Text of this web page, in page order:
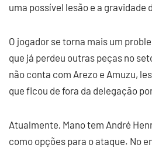
uma possível lesão e a gravidade
O jogador se torna mais um
que já perdeu outras peças no
não conta com Arezo e Amuzu,
que ficou de fora da delegação
Atualmente, Mano tem André
como opções para o ataque. No